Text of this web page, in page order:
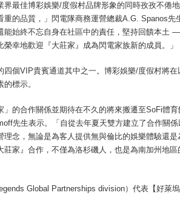
界最佳博彩娛樂/度假村品牌形象的同時孜孜不倦
的品質，」閃電隊商務運營總裁A.G. Spanos先
能始終不忘自身在社區中的責任，堅持回饋本土
幸地歡迎『大莊家』成為閃電家族新的成員。」
四個VIP貴賓通道其中之一。博彩娛樂/度假村將
標示。
」的合作關係並期待在不久的將來搬遷至SoFi體
先生表示。「自從去年夏天雙方建立了合作關
念，無論是為客人提供無與倫比的娛樂體驗還
家』合作，不僅為洛杉磯人，也是為南加州地區
Global Partnerships division）代表【好萊